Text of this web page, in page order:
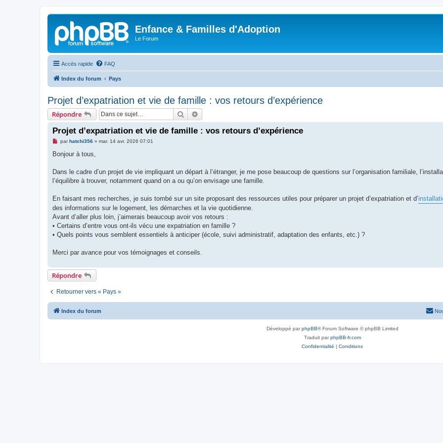
Enfance & Familles d'Adoption
Le Forum
Accès rapide FAQ
Index du forum Pays
Projet d’expatriation et vie de famille : vos retours d’expérience
Répondre Rechercher
Projet d’expatriation et vie de famille : vos retours d’expérience
M
s
g
n
l
u
parhatchi356» mar. 14 avr. 2026 07:01
Bonjour à tous,
Dans le cadre d’un projet de vie impliquant un départ à l’étranger, je me pose beaucoup de questions sur l’organisation familiale,
l’équilibre à trouver, notamment quand on a ou qu’on envisage une famille.
En faisant mes recherches, je suis tombé sur un site proposant des ressources utiles pour préparer un projet d’expatriation et d’
des informations sur le logement, les démarches et la vie quotidienne.
Avant d’aller plus loin, j’aimerais beaucoup avoir vos retours :
• Certains d’entre vous ont-ils vécu une expatriation en famille ?
• Quels points vous semblent essentiels à anticiper (école, suivi administratif, adaptation des enfants, etc.) ?
Merci par avance pour vos témoignages et conseils.
Répondre
Retourner vers « Pays »
Index du forum
Développé parphpBB® Forum Software © phpBB Limited
Traduit parphpBB-fr.com
Confidentialité | Conditions